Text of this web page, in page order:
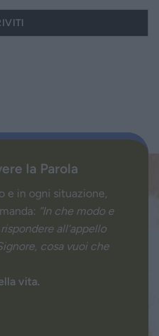
la Parola
e in ogni situazione,
“In che modo e
all’appello
cosa vuoi che
vita.